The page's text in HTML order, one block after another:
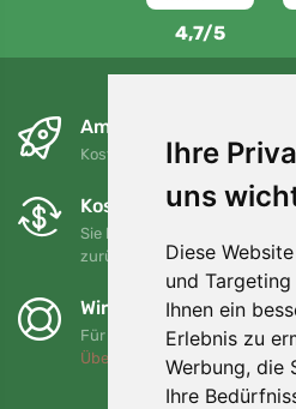
Ihre
uns
Diese
und
Ihnen ein
Erlebnis zu
Werbung, die
Ihre
4,7/5
Am nächsten Tag und
Kostenloser Versand für
Kostenloser Umtausch
Sie können Ihre Bestellung
zurückgeben oder
Wir unterstützen
Für jede Bestellung pflanzen
Über uns